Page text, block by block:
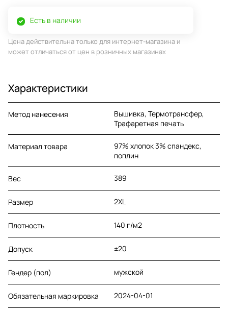
Есть в наличии
Цена действительна только для интернет-магазина и
может отличаться от цен в розничных магазинах
Характеристики
Метод нанесения
Вышивка, Термотрансфер,
Трафаретная печать
Материал товара
97% хлопок 3% спандекс,
поплин
Вес 389
Размер 2XL
Плотность 140 г/м2
Допуск ±20
Гендер (пол) мужской
Обязательная маркировка 2024-04-01